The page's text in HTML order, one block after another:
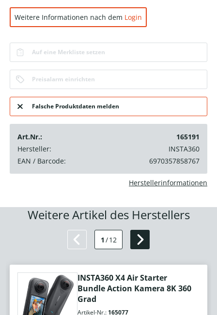
Weitere Informationen nach dem Login
Auf eine Merkliste setzen
Preisalarm einrichten
Falsche Produktdaten melden
Art.Nr.:
165191
Hersteller:
INSTA360
EAN / Barcode:
6970357858767
Herstellerinformationen
Weitere Artikel des Herstellers
1 /12
INSTA360 X4 Air Starter
Bundle Action Kamera 8K 360
Grad
Artikel-Nr.: 165077